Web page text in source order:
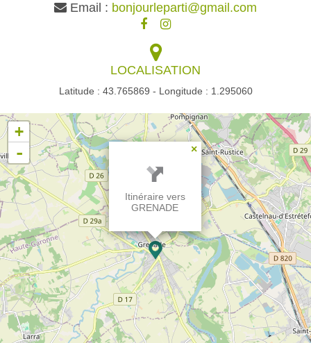
Email : bonjourleparti@gmail.com
LOCALISATION
Latitude : 43.765869 - Longitude : 1.295060
×
Itinéraire vers
GRENADE
+
-